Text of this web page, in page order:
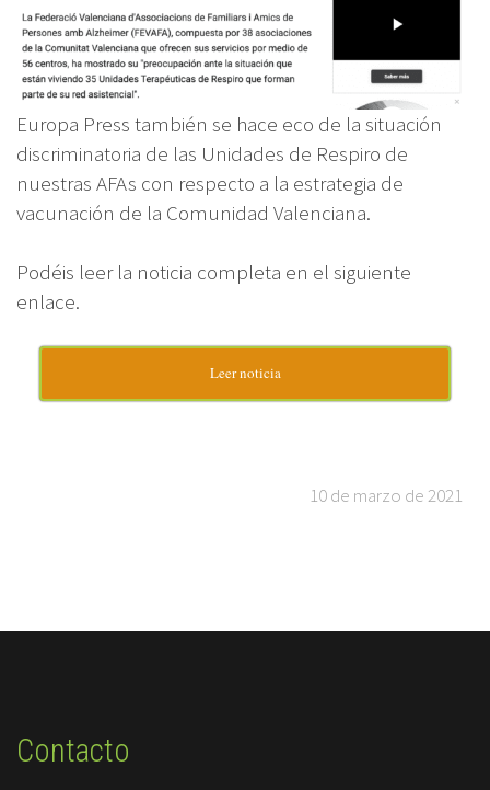
Europa Press también se hace eco de la situación
discriminatoria de las Unidades de Respiro de
nuestras AFAs con respecto a la estrategia de
vacunación de la Comunidad Valenciana.
Podéis leer la noticia completa en el siguiente
enlace.
Leer noticia
10 de marzo de 2021
Contacto